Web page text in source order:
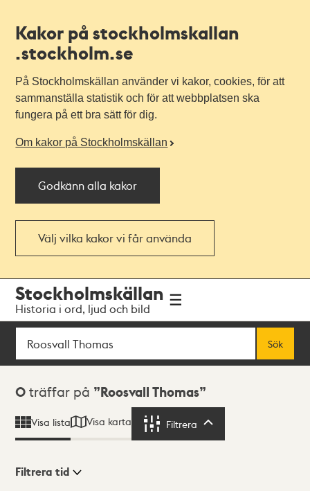
Kakor på stockholmskallan
.stockholm.se
På Stockholmskällan använder vi kakor, cookies, för att
sammanställa statistik och för att webbplatsen ska
fungera på ett bra sätt för dig.
Om kakor på Stockholmskällan
Godkänn alla kakor
Välj vilka kakor vi får använda
navigationen
huvudinnehållet
Stockholmskällan
Historia i ord, ljud och bild
Sök
Sök
Sökresultat
0 träffar på Roosvall Thomas
Visa lista Visa karta Filtrera
Filtrera tid